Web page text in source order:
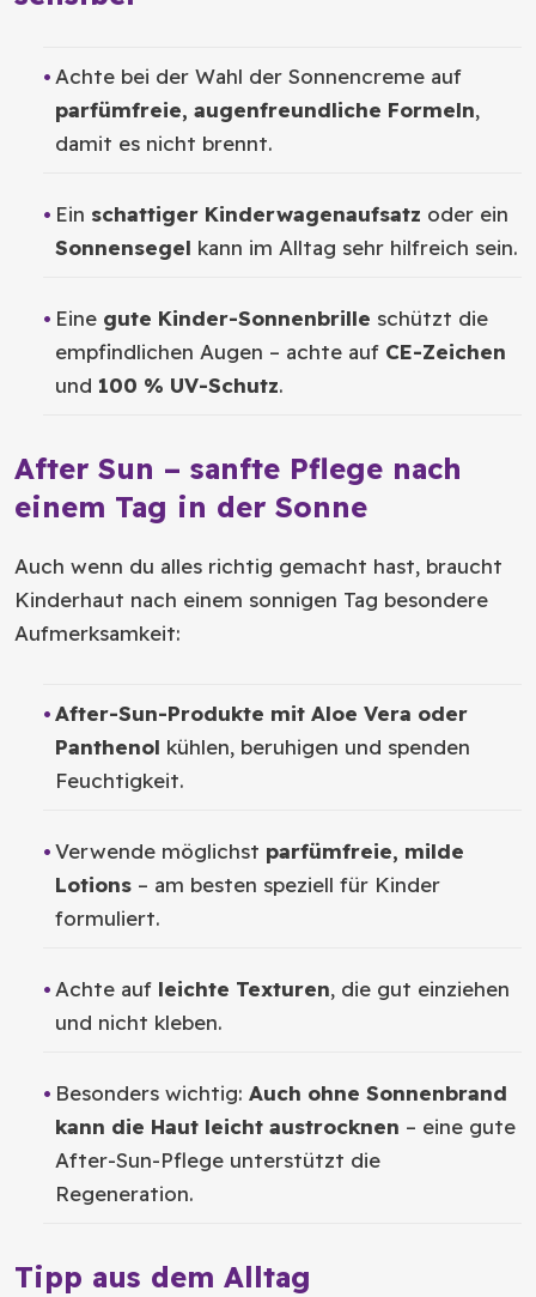
Achte bei der Wahl der Sonnencreme auf
parfümfreie, augenfreundliche Formeln,
damit es nicht brennt.
Ein schattiger Kinderwagenaufsatz oder ein
Sonnensegel kann im Alltag sehr hilfreich sein.
Eine gute Kinder-Sonnenbrille schützt die
empfindlichen Augen – achte auf CE-Zeichen
und 100 % UV-Schutz.
After Sun – sanfte Pflege nach
einem Tag in der Sonne
Auch wenn du alles richtig gemacht hast, braucht
Kinderhaut nach einem sonnigen Tag besondere
Aufmerksamkeit:
After-Sun-Produkte mit Aloe Vera oder
Panthenol kühlen, beruhigen und spenden
Feuchtigkeit.
Verwende möglichst parfümfreie, milde
Lotions– am besten speziell für Kinder
formuliert.
Achte auf leichte Texturen, die gut einziehen
und nicht kleben.
Besonders wichtig: Auch ohne Sonnenbrand
kann die Haut leicht austrocknen – eine gute
After-Sun-Pflege unterstützt die
Regeneration.
Tipp aus dem Alltag